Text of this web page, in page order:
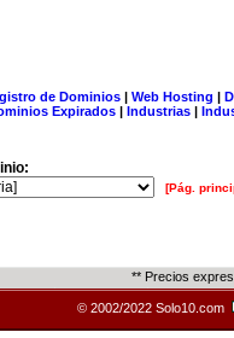
de Dominios| Web Hosting |
Expirados | Industrias |
[Pág.
** Precios
© 2002/2022 Solo10.com